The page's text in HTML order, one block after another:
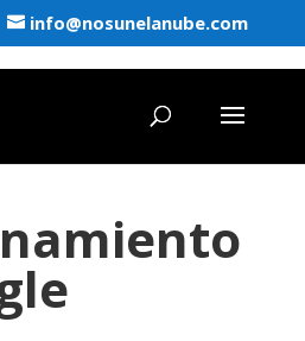
info@nosunelanube.com